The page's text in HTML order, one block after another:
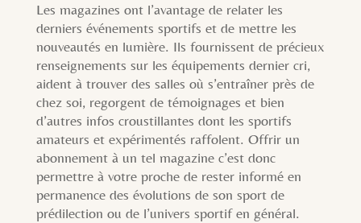
Les magazines ont l’avantage de relater les
derniers événements sportifs et de mettre les
nouveautés en lumière. Ils fournissent de précieux
renseignements sur les équipements dernier cri,
aident à trouver des salles où s’entraîner près de
chez soi, regorgent de témoignages et bien
d’autres infos croustillantes dont les sportifs
amateurs et expérimentés raffolent. Offrir un
abonnement à un tel magazine c’est donc
permettre à votre proche de rester informé en
permanence des évolutions de son sport de
prédilection ou de l’univers sportif en général.